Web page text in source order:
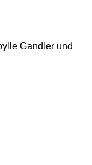
Gandler und